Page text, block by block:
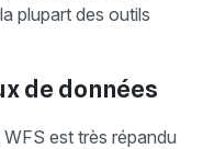
plupart des outils
de données
est très répandu